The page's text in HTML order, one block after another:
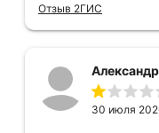
оформление
Рекомендуем и
Отзыв 2ГИС
30 июля